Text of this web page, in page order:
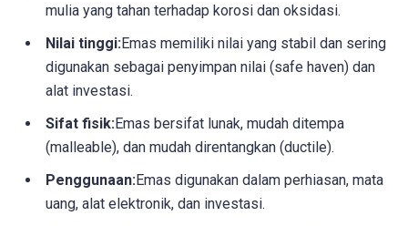
mulia yang tahan terhadap korosi dan oksidasi.
Nilai tinggi:Emas memiliki nilai yang stabil dan sering
digunakan sebagai penyimpan nilai (safe haven) dan
alat investasi.
Sifat fisik:Emas bersifat lunak, mudah ditempa
(malleable), dan mudah direntangkan (ductile).
Penggunaan:Emas digunakan dalam perhiasan, mata
uang, alat elektronik, dan investasi.